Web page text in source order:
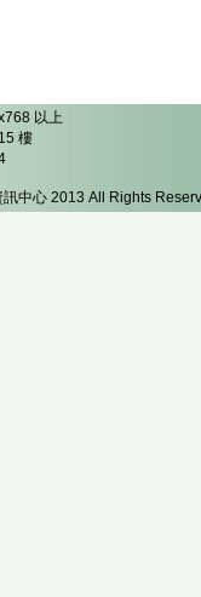
以上
樓
中心 2013 All Rights